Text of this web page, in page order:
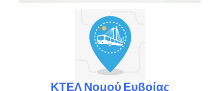
ΚΤΕΛ Νομού Ευβοίας